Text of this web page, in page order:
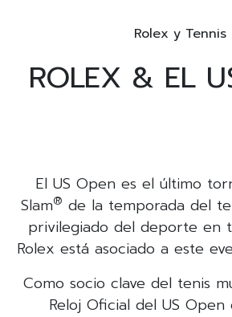
Rolex y Tennis
ROLEX & EL
El US Open es el último
Slam® de la temporada del
privilegiado del deporte en
Rolex está asociado a este
Como socio clave del tenis
Reloj Oficial del US Open